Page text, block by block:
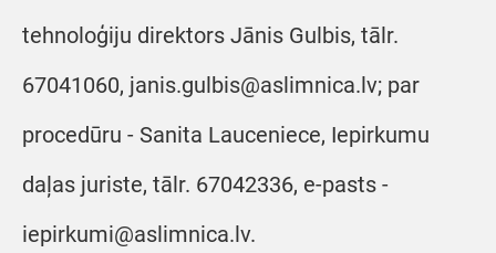
tehnoloģiju direktors Jānis Gulbis, tālr.
67041060, janis.gulbis@aslimnica.lv; par
procedūru - Sanita Lauceniece, Iepirkumu
daļas juriste, tālr. 67042336, e-pasts -
iepirkumi@aslimnica.lv.